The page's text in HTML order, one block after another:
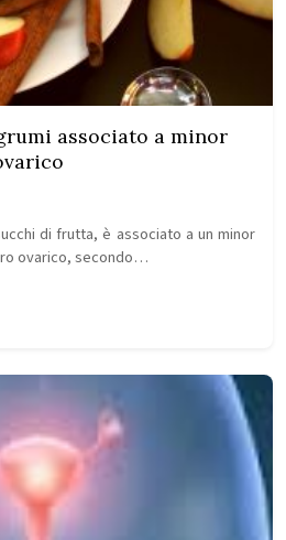
associato a minor
di frutta, è associato a un minor
ovarico, secondo…